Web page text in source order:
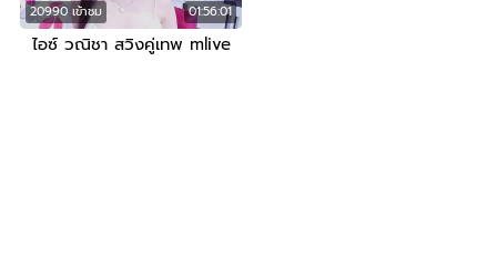
20990 เข้าชม 01:56:01
ไอซ์ วณิชา สวิงคู่เทพ mlive